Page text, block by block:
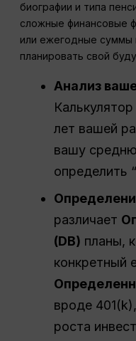
биографии и типа
сложные финансовые
или ежегодные суммы
планировать свой
Анализ
лет вашей
вашу
определить
различает
(DB) планы,
конкретный
вроде
роста